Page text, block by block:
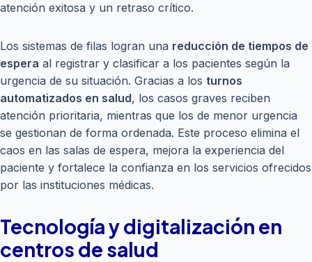
atención exitosa y un retraso crítico.
Los sistemas de filas logran una reducción de tiempos de
espera al registrar y clasificar a los pacientes según la
urgencia de su situación. Gracias a los turnos
automatizados en salud, los casos graves reciben
atención prioritaria, mientras que los de menor urgencia
se gestionan de forma ordenada. Este proceso elimina el
caos en las salas de espera, mejora la experiencia del
paciente y fortalece la confianza en los servicios ofrecidos
por las instituciones médicas.
Tecnología y digitalización en
centros de salud